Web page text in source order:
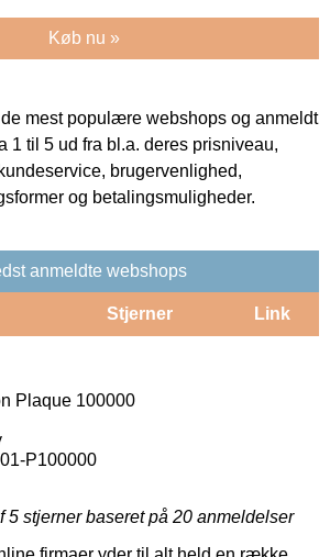
Køb nu »
mest populære webshops og anmeldt
1 til 5 ud fra bl.a. deres prisniveau,
brugervenlighed,
og betalingsmuligheder.
anmeldte webshops
Stjerner Link
Plaque 100000
P100000
5 stjerner baseret på 20 anmeldelser